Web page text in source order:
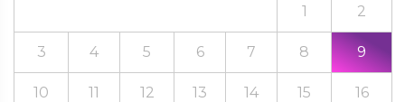
1 2
3 4 5 6 7 8 9
10 11 12 13 14 15 16